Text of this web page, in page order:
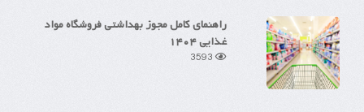
راهنمای کامل مجوز بهداشتی فروشگاه مواد
غذایی ۱۴۰۴